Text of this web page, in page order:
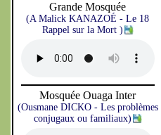
Grande Mosquée
(A Malick KANAZOÉ - Le 18
Rappel sur la Mort )
Mosquée Ouaga Inter
(Ousmane DICKO - Les problèmes
conjugaux ou familiaux)